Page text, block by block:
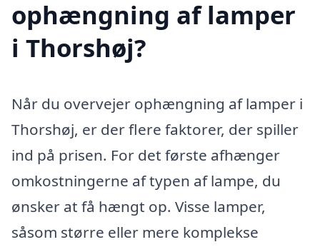
ophængning af lamper
i Thorshøj?
Når du overvejer ophængning af lamper i
Thorshøj, er der flere faktorer, der spiller
ind på prisen. For det første afhænger
omkostningerne af typen af lampe, du
ønsker at få hængt op. Visse lamper,
såsom større eller mere komplekse